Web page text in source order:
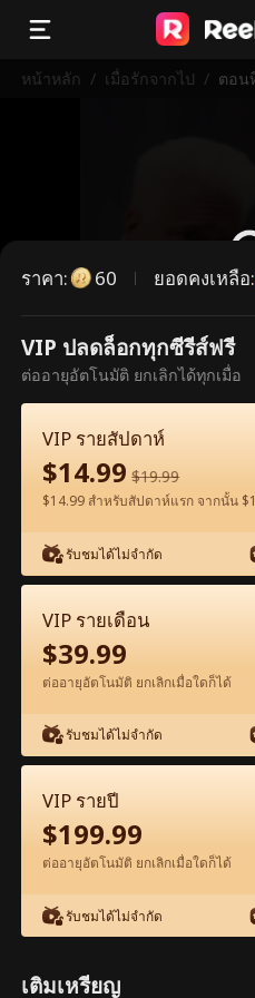
หน้าหลัก / เมื่อรักจากไป / ตอน
ตอนนี้เป็นตอนพรีเ
เพื่อรั
ดูฟ
ตอน59-ภาพยนตร์ เมื่อ
ภาพยนตร์เต็มเรื่อง
0-49 50-76
59 60
ราคา: 60 ยอดคงเหลือ:
VIP ปลดล็อกทุกซีรีส์ฟรี
ต่ออายุอัตโนมัติ ยกเลิกได้ทุกเมื่อ
VIP รายสัปดาห์
$14.99 $19.99
$14.99 สำหรับสัปดาห์แรก จากนั้น
รับชมได้ไม่จำกัด
VIP รายเดือน
$39.99
ต่ออายุอัตโนมัติ ยกเลิกเมื่อใดก็ได้
รับชมได้ไม่จำกัด
VIP รายปี
$199.99
ต่ออายุอัตโนมัติ ยกเลิกเมื่อใดก็ได้
รับชมได้ไม่จำกัด
เติมเหรียญ